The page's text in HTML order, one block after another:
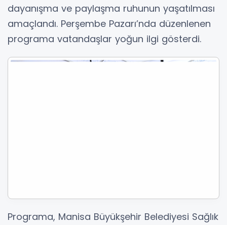
dayanışma ve paylaşma ruhunun yaşatılması
amaçlandı. Perşembe Pazarı’nda düzenlenen
programa vatandaşlar yoğun ilgi gösterdi.
Programa, Manisa Büyükşehir Belediyesi Sağlık